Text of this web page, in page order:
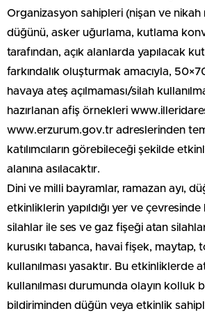
Organizasyon sahipleri (nişan ve nikah
düğünü, asker uğurlama, kutlama
tarafından, açık alanlarda yapılacak
farkındalık oluşturmak amacıyla,
havaya ateş açılmaması/silah
hazırlanan afiş örnekleri
www.erzurum.gov.tr adreslerinden
katılımcıların görebileceği şekilde
alanına asılacaktır.
Dini ve milli bayramlar, ramazan ayı,
etkinliklerin yapıldığı yer ve
silahlar ile ses ve gaz fişeği atan
kurusıkı tabanca, havai fişek, maytap,
kullanılması yasaktır. Bu etkinliklerde
kullanılması durumunda olayın kolluk
bildiriminden düğün veya etkinlik